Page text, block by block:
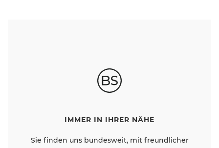
IMMER IN IHRER NÄHE
Sie finden uns bundesweit, mit freundlicher